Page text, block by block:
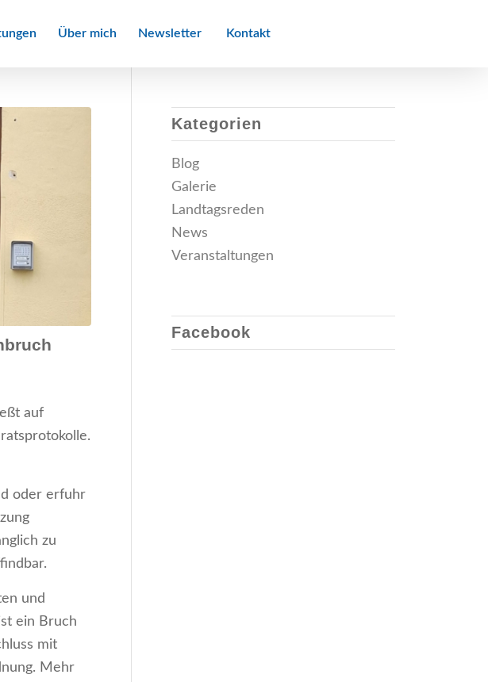
Über mich Newsletter Kontakt
auf
oder erfuhr
zu
und
ein Bruch
mit
Mehr
Kategorien
Blog
Galerie
Landtagsreden
News
Veranstaltungen
Facebook